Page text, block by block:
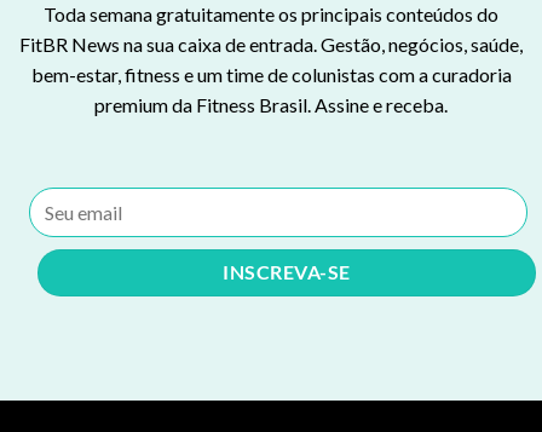
Toda semana gratuitamente os principais conteúdos do
FitBR News na sua caixa de entrada. Gestão, negócios, saúde,
bem-estar, fitness e um time de colunistas com a curadoria
premium da Fitness Brasil. Assine e receba.